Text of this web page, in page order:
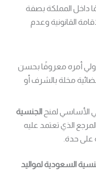
داخل المملكة بصفة
القانونية وعدم
ولي أمره معروفًا بحسن
مخلة بالشرف أو
الأساسي لمنحالجنسية
الذي تعتمد عليه
على حدة.
السعودية لمواليد